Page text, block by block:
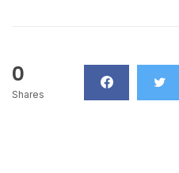
0
Shares